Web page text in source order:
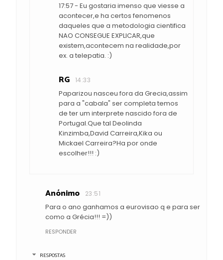
17:57 - Eu gostaria imenso que viesse a
acontecer,e ha certos fenomenos
daqueles que a metodologia cientifica
NAO CONSEGUE EXPLICAR,que
existem,acontecem na realidade,por
ex. a telepatia. :)
RG 14:33
Paparizou nasceu fora da Grecia,assim
para a "cabala" ser completa temos
de ter um interprete nascido fora de
Portugal.Que tal Deolinda
Kinzimba,David Carreira,Kika ou
Mickael Carreira?Ha por onde
escolher!!! :)
Anónimo 23:51
Para o ano ganhamos a eurovisao q e para ser
como a Grécia!!! =))
RESPONDER
RESPOSTAS